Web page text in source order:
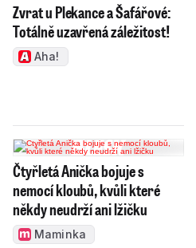
Zvrat u Plekance a Šafářové:
Totálně uzavřená záležitost!
Aha!
Čtyřletá Anička bojuje s
nemocí kloubů, kvůli které
někdy neudrží ani lžičku
Maminka